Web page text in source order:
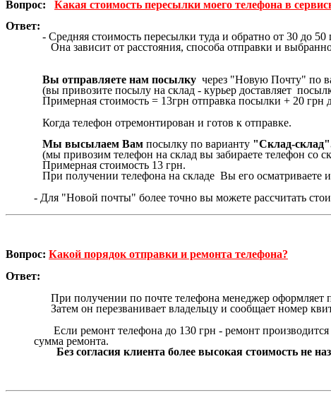
Вопрос: Какая стоимость пересылки моего телефона в
Ответ:
- Средняя стоимость пересылки туда и обратно от 30 до 50
Она зависит от расстояния, способа отправки и
Вы отправляете нам посылку через "Новую Почту" по
(вы привозите посылу на склад - курьер доставляет
Примерная стоимость = 13грн отправка посылки + 20 грн
Когда телефон отремонтирован и готов к отправке.
Мы высылаем Вам посылку по варианту "Склад-
(мы привозим телефон на склад вы забираете телефон со
Примерная стоимость 13 грн.
При получении телефона на складе Вы его осматриваете и
- Для "Новой почты" более точно вы можете рассчитать
Вопрос: Какой порядок отправки и ремонта телефона?
Ответ:
При получении по почте телефона менеджер оформляет
Затем он перезванивает владельцу и сообщает номер
Если ремонт телефона до 130 грн - ремонт производится
сумма ремонта.
Без согласия клиента более высокая стоимость не